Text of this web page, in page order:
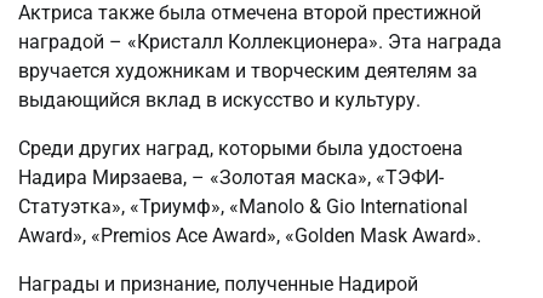
Актриса также была отмечена второй престижной
наградой – «Кристалл Коллекционера». Эта награда
вручается художникам и творческим деятелям за
выдающийся вклад в искусство и культуру.
Среди других наград, которыми была удостоена
Надира Мирзаева, – «Золотая маска», «ТЭФИ-
Статуэтка», «Триумф», «Manolo & Gio International
Award», «Premios Ace Award», «Golden Mask Award».
Награды и признание, полученные Надирой